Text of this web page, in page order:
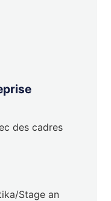
des cadres
Stage an